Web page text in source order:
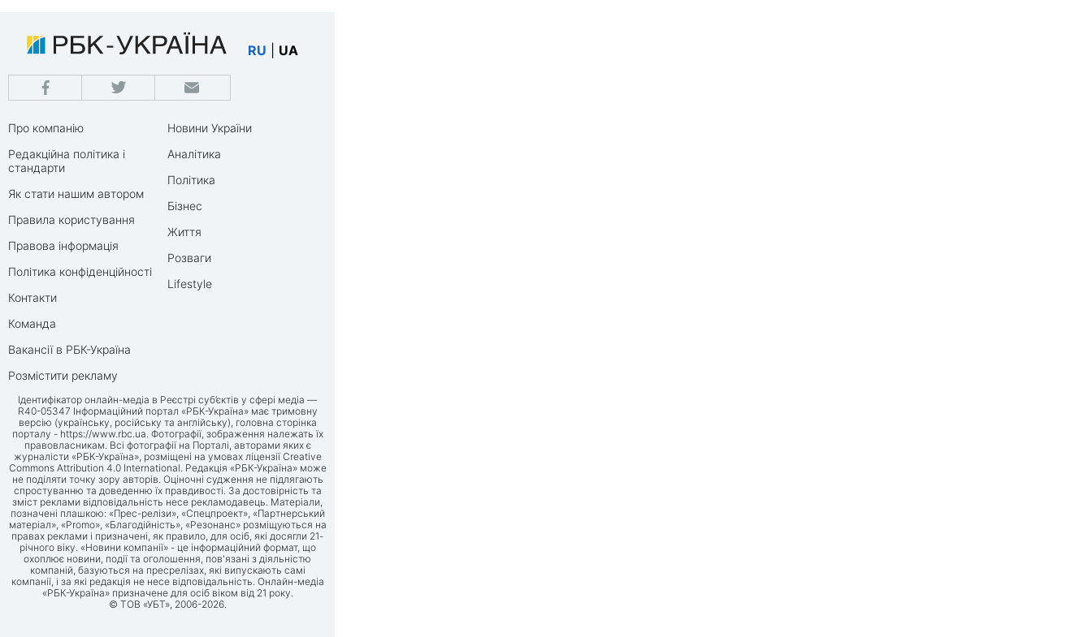
RU UA
Про компанію
Редакційна політика і
стандарти
Як стати нашим автором
Правила користування
Правова інформація
Політика конфіденційності
Контакти
Команда
Вакансії в РБК-Україна
Розмістити рекламу
Новини України
Аналітика
Політика
Бізнес
Життя
Розваги
Lifestyle
Ідентифікатор онлайн-медіа в Реєстрі суб’єктів у сфері медіа —
R40-05347 Інформаційний портал «РБК-Україна» має тримовну
версію (українську, російську та англійську), головна сторінка
порталу - https://www.rbc.ua. Фотографії, зображення належать їх
правовласникам. Всі фотографії на Порталі, авторами яких є
журналісти «РБК-Україна», розміщені на умовах ліцензії Creative
Commons Attribution 4.0 International. Редакція «РБК-Україна» може
не поділяти точку зору авторів. Оціночні судження не підлягають
спростуванню та доведенню їх правдивості. За достовірність та
зміст реклами відповідальність несе рекламодавець. Матеріали,
позначені плашкою: «Прес-релізи», «Спецпроект», «Партнерський
матеріал», «Promo», «Благодійність», «Резонанс» розміщуються на
правах реклами і призначені, як правило, для осіб, які досягли 21-
річного віку. «Новини компанії» - це інформаційний формат, що
охоплює новини, події та оголошення, пов'язані з діяльністю
компаній, базуються на пресрелізах, які випускають самі
компанії, і за які редакція не несе відповідальність. Онлайн-медіа
«РБК-Україна» призначене для осіб віком від 21 року.
© ТОВ «УБТ», 2006-2026.